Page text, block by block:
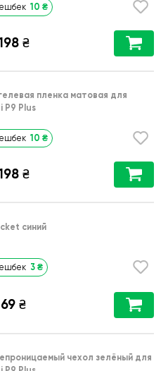
10 ₴
₴
пленка матовая для
P9 Plus
10 ₴
₴
синий
3 ₴
69 ₴
чехол зелёный для